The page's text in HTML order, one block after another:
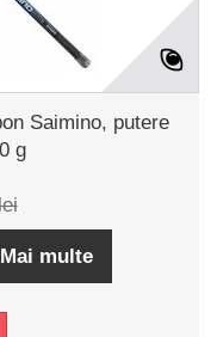
Saimino, putere
g
Mai multe